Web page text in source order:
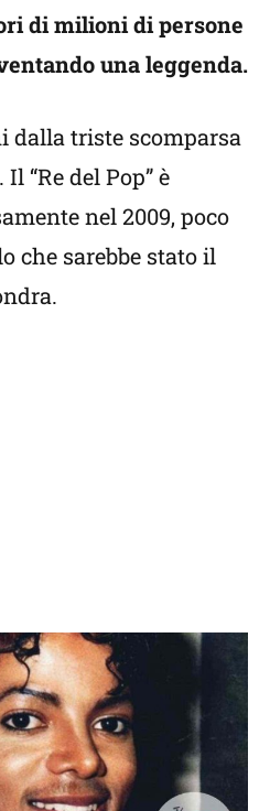
di milioni di persone
una leggenda.
dalla triste scomparsa
“Re del Pop” è
nel 2009, poco
che sarebbe stato il